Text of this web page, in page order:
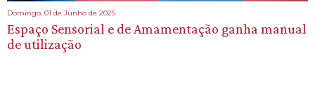
Domingo, 01 de Junho de 2025
Espaço Sensorial e de Amamentação ganha manual
de utilização